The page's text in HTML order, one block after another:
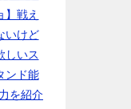
】戦え
いけど
しいス
ンド能
を紹介